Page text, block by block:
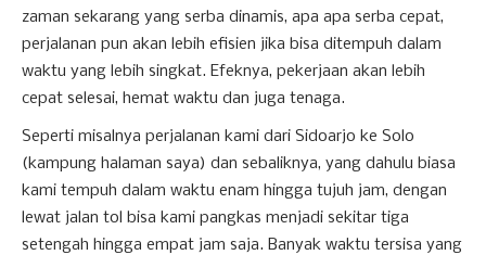
zaman sekarang yang serba dinamis, apa apa serba cepat,
perjalanan pun akan lebih efisien jika bisa ditempuh dalam
waktu yang lebih singkat. Efeknya, pekerjaan akan lebih
cepat selesai, hemat waktu dan juga tenaga.
Seperti misalnya perjalanan kami dari Sidoarjo ke Solo
(kampung halaman saya) dan sebaliknya, yang dahulu biasa
kami tempuh dalam waktu enam hingga tujuh jam, dengan
lewat jalan tol bisa kami pangkas menjadi sekitar tiga
setengah hingga empat jam saja. Banyak waktu tersisa yang